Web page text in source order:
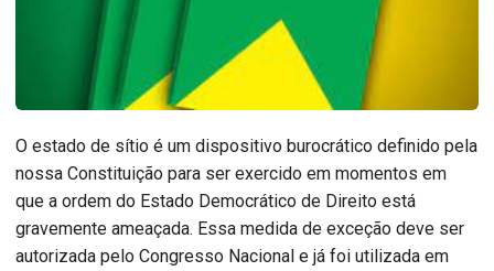
O estado de sítio é um dispositivo burocrático definido pela
nossa Constituição para ser exercido em momentos em
que a ordem do Estado Democrático de Direito está
gravemente ameaçada. Essa medida de exceção deve ser
autorizada pelo Congresso Nacional e já foi utilizada em